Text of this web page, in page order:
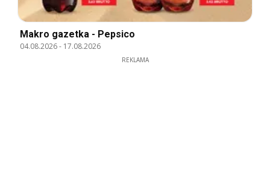
Makro gazetka - Pepsico
04.08.2026- 17.08.2026
REKLAMA